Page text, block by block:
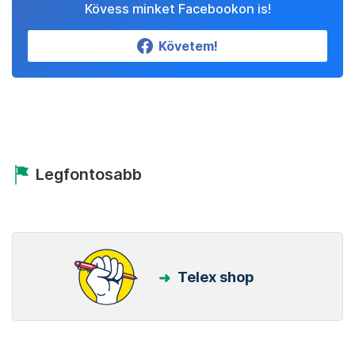
Kövess minket Facebookon is!
Követem!
Legfontosabb
Telex shop